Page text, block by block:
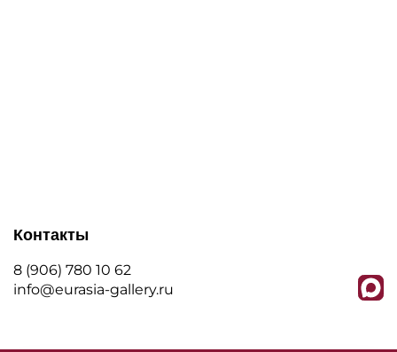
Контакты
8 (906) 780 10 62
info@eurasia-gallery.ru